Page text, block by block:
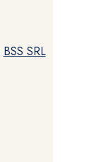
BSS SRL